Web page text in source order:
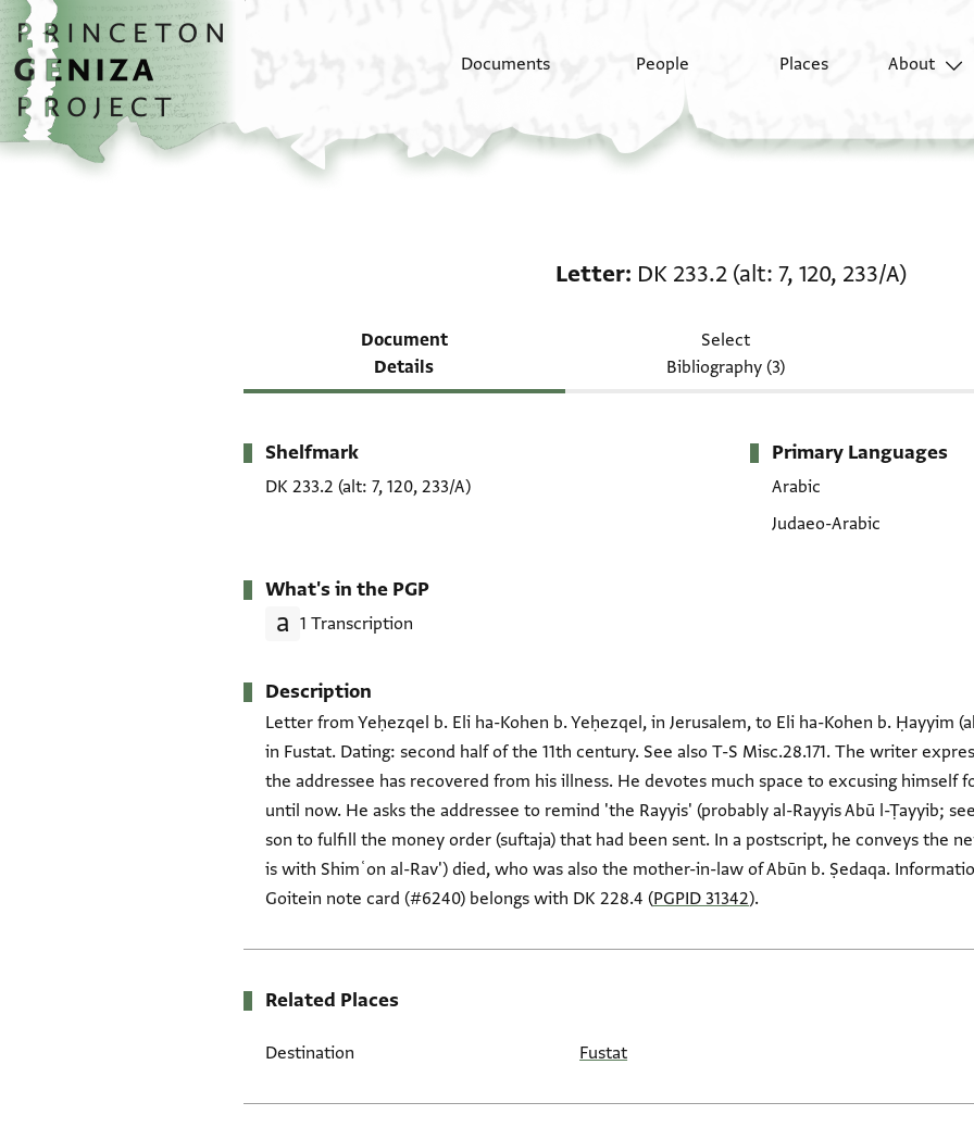
Skip to main content
home
Documents People Places About
Letter DK 233.2 (alt: 7, 120, 233/A)
Document
Details
Select
Bibliography (3)
Metadata
Shelfmark
DK 233.2 (alt: 7, 120, 233/A)
Primary Languages
Arabic
Judaeo-Arabic
What's in the PGP
1 Transcription
Description
Letter from Yeḥezqel b. Eli ha-Kohen b. Yeḥezqel, in Jerusalem, to Eli ha-Kohen b. Ḥayyim
in Fustat. Dating: second half of the 11th century. See also T-S Misc.28.171. The writer
the addressee has recovered from his illness. He devotes much space to excusing himself
until now. He asks the addressee to remind 'the Rayyis' (probably al-Rayyis Abū l-Ṭayyib;
son to fulfill the money order (suftaja) that had been sent. In a postscript, he conveys the
is with Shimʿon al-Rav') died, who was also the mother-in-law of Abūn b. Ṣedaqa.
Goitein note card (#6240) belongs with DK 228.4 (PGPID 31342).
Related Places
Destination Fustat